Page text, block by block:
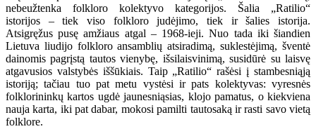
nebeužtenka folkloro kolektyvo kategorijos. Šalia „Ratilio“
istorijos – tiek viso folkloro judėjimo, tiek ir šalies istorija.
Atsigręžus pusę amžiaus atgal – 1968-ieji. Nuo tada iki šiandien
Lietuva liudijo folkloro ansamblių atsiradimą, suklestėjimą, šventė
dainomis pagrįstą tautos vienybę, išsilaisvinimą, susidūrė su laisvę
atgavusios valstybės iššūkiais. Taip „Ratilio“ rašėsi į stambesniąją
istoriją; tačiau tuo pat metu vystėsi ir pats kolektyvas: vyresnės
folklorininkų kartos ugdė jaunesniąsias, klojo pamatus, o kiekviena
nauja karta, iki pat dabar, mokosi pamilti tautosaką ir rasti savo vietą
folklore.